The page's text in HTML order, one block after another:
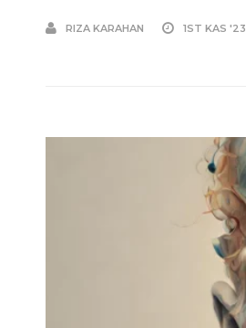
RIZA KARAHAN 1ST KAS '23